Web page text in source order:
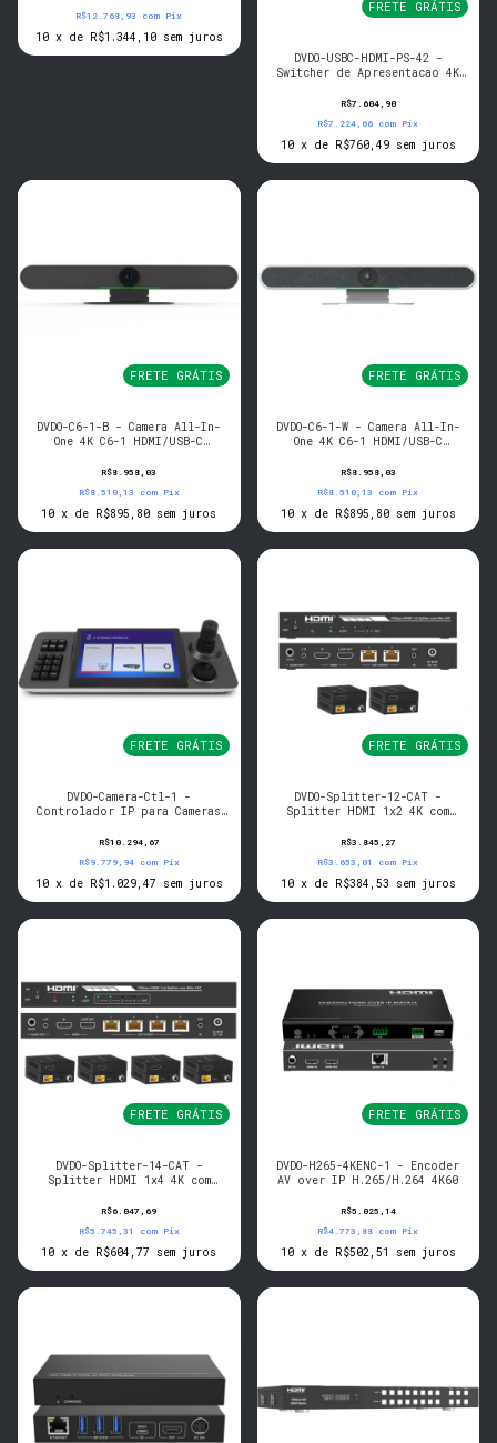
R$12.768,93 com Pix
10 x de R$1.344,10 sem juros
FRETE GRÁTIS
DVDO-USBC-HDMI-PS-42 -
Switcher de Apresentacao 4K
R$7.604,90
R$7.224,66 com Pix
10 x de R$760,49 sem juros
FRETE GRÁTIS
DVDO-C6-1-B - Camera All-In-
One 4K C6-1 HDMI/USB-C
R$8.958,03
R$8.510,13
com Pix
10 x de R$895,80 sem juros
FRETE GRÁTIS
DVDO-C6-1-W - Camera All-In-
One 4K C6-1 HDMI/USB-C
R$8.958,03
R$8.510,13 com Pix
10 x de R$895,80 sem juros
FRETE GRÁTIS
DVDO-Camera-Ctl-1 -
Controlador IP para Cameras
R$10.294,67
R$9.779,94 com Pix
10 x de R$1.029,47 sem juros
FRETE GRÁTIS
DVDO-Splitter-12-CAT -
Splitter HDMI 1x2 4K com
R$3.845,27
R$3.653,01 com Pix
10 x de R$384,53 sem juros
FRETE GRÁTIS
DVDO-Splitter-14-CAT -
Splitter HDMI 1x4 4K com
R$6.047,69
R$5.745,31
com Pix
10 x de R$604,77 sem juros
FRETE GRÁTIS
DVDO-H265-4KENC-1 - Encoder
AV over IP H.265/H.264 4K60
R$5.025,14
R$4.773,88 com Pix
10 x de R$502,51 sem juros